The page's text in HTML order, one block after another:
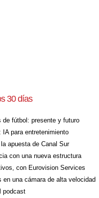
30 días
de fútbol: presente y futuro
para entretenimiento
apuesta de Canal Sur
con una nueva estructura
con Eurovision Services
una cámara de alta velocidad
podcast